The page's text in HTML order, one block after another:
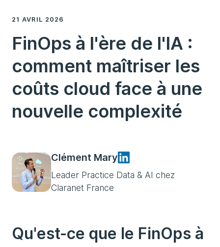
21 AVRIL 2026
FinOps à l'ère de l'IA :
comment maîtriser les
coûts cloud face à une
nouvelle complexité
Clément Mary
Leader Practice Data & AI chez
Claranet France
Qu'est-ce que le FinOps à